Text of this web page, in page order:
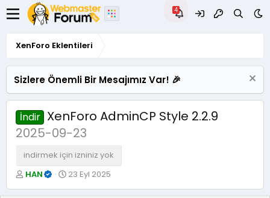
XenForo Eklentileri
Sizlere Önemli Bir Mesajımız Var! 🎉
İndir XenForo AdminCP Style 2.2.9
2025-09-23
indirmek için izniniz yok
Y
HAN
O
23 Eyl 2025